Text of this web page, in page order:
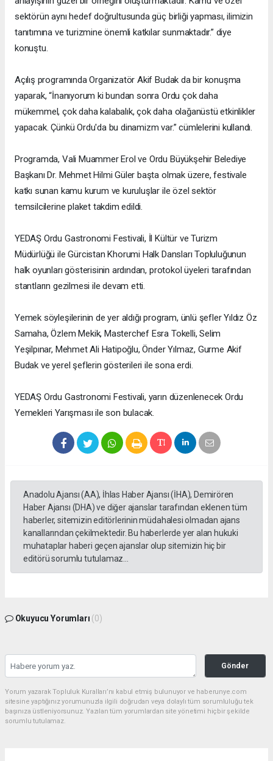
sektörün aynı hedef doğrultusunda güç birliği yapması, ilimizin
tanıtımına ve turizmine önemli katkılar sunmaktadır.” diye
konuştu.
Açılış programında Organizatör Akif Budak da bir konuşma
yaparak, “İnanıyorum ki bundan sonra Ordu çok daha
mükemmel, çok daha kalabalık, çok daha olağanüstü etkinlikler
yapacak. Çünkü Ordu'da bu dinamizm var.” cümlelerini kullandı.
Programda, Vali Muammer Erol ve Ordu Büyükşehir Belediye
Başkanı Dr. Mehmet Hilmi Güler başta olmak üzere, festivale
katkı sunan kamu kurum ve kuruluşlar ile özel sektör
temsilcilerine plaket takdim edildi.
YEDAŞ Ordu Gastronomi Festivali, İl Kültür ve Turizm
Müdürlüğü ile Gürcistan Khorumi Halk Dansları Topluluğunun
halk oyunları gösterisinin ardından, protokol üyeleri tarafından
stantların gezilmesi ile devam etti.
Yemek söyleşilerinin de yer aldığı program, ünlü şefler Yıldız Öz
Samaha, Özlem Mekik, Masterchef Esra Tokelli, Selim
Yeşilpınar, Mehmet Ali Hatipoğlu, Önder Yılmaz, Gurme Akif
Budak ve yerel şeflerin gösterileri ile sona erdi.
YEDAŞ Ordu Gastronomi Festivali, yarın düzenlenecek Ordu
Yemekleri Yarışması ile son bulacak.
Anadolu Ajansı (AA), İhlas Haber Ajansı (İHA), Demirören
Haber Ajansı (DHA) ve diğer ajanslar tarafından eklenen tüm
haberler, sitemizin editörlerinin müdahalesi olmadan ajans
kanallarından çekilmektedir. Bu haberlerde yer alan hukuki
muhataplar haberi geçen ajanslar olup sitemizin hiç bir
editörü sorumlu tutulamaz...
Okuyucu Yorumları (0)
Gönder
Yorum yazarak Topluluk Kuralları’nı kabul etmiş bulunuyor ve haberunye.com
sitesine yaptığınız yorumunuzla ilgili doğrudan veya dolaylı tüm sorumluluğu tek
başınıza üstleniyorsunuz. Yazılan tüm yorumlardan site yönetimi hiçbir şekilde
sorumlu tutulamaz.